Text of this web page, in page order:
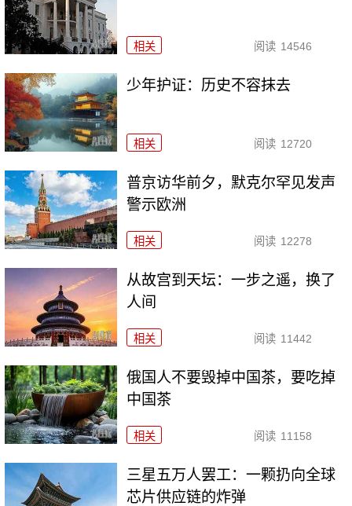
相关 阅读 14546
少年护证：历史不容抹去
相关 阅读 12720
普京访华前夕，默克尔罕见发声
警示欧洲
相关 阅读 12278
从故宫到天坛：一步之遥，换了
人间
相关 阅读 11442
俄国人不要毁掉中国茶，要吃掉
中国茶
相关 阅读 11158
三星五万人罢工：一颗扔向全球
芯片供应链的炸弹